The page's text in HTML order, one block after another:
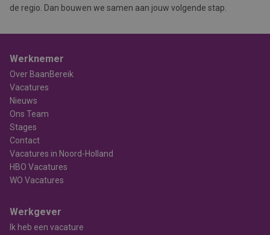
de regio. Dan bouwen we samen aan jouw volgende stap.
Werknemer
Over BaanBereik
Vacatures
Nieuws
Ons Team
Stages
Contact
Vacatures in Noord-Holland
HBO Vacatures
WO Vacatures
Werkgever
Ik heb een vacature